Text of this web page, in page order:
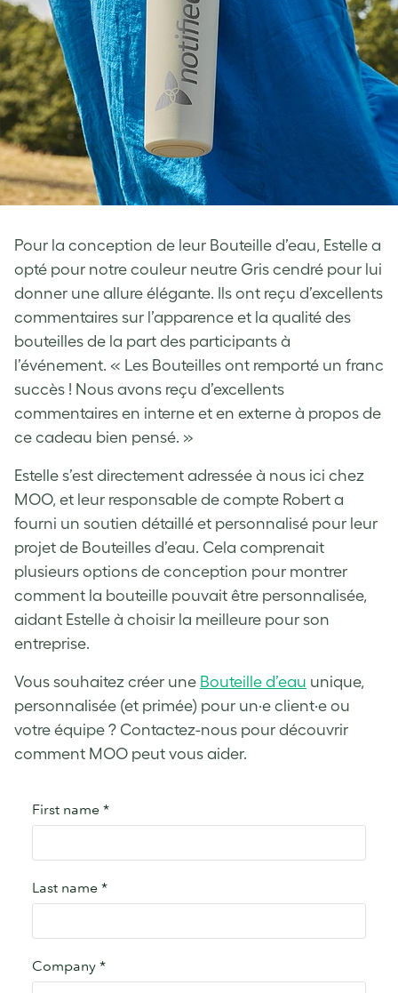
Pour la conception de leur Bouteille d’eau, Estelle a
opté pour notre couleur neutre Gris cendré pour lui
donner une allure élégante. Ils ont reçu d’excellents
commentaires sur l’apparence et la qualité des
bouteilles de la part des participants à
l’événement. « Les Bouteilles ont remporté un franc
succès ! Nous avons reçu d’excellents
commentaires en interne et en externe à propos de
ce cadeau bien pensé. »
Estelle s’est directement adressée à nous ici chez
MOO, et leur responsable de compte Robert a
fourni un soutien détaillé et personnalisé pour leur
projet de Bouteilles d’eau. Cela comprenait
plusieurs options de conception pour montrer
comment la bouteille pouvait être personnalisée,
aidant Estelle à choisir la meilleure pour son
entreprise.
Vous souhaitez créer une Bouteille d’eau unique,
personnalisée (et primée) pour un·e client·e ou
votre équipe ? Contactez-nous pour découvrir
comment MOO peut vous aider.